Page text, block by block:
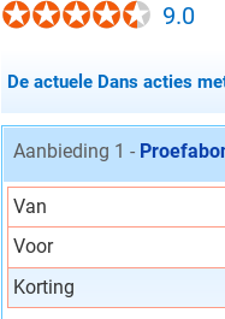
9.0
De actuele Dans acties
Aanbieding 1 -
Van
Voor
Korting